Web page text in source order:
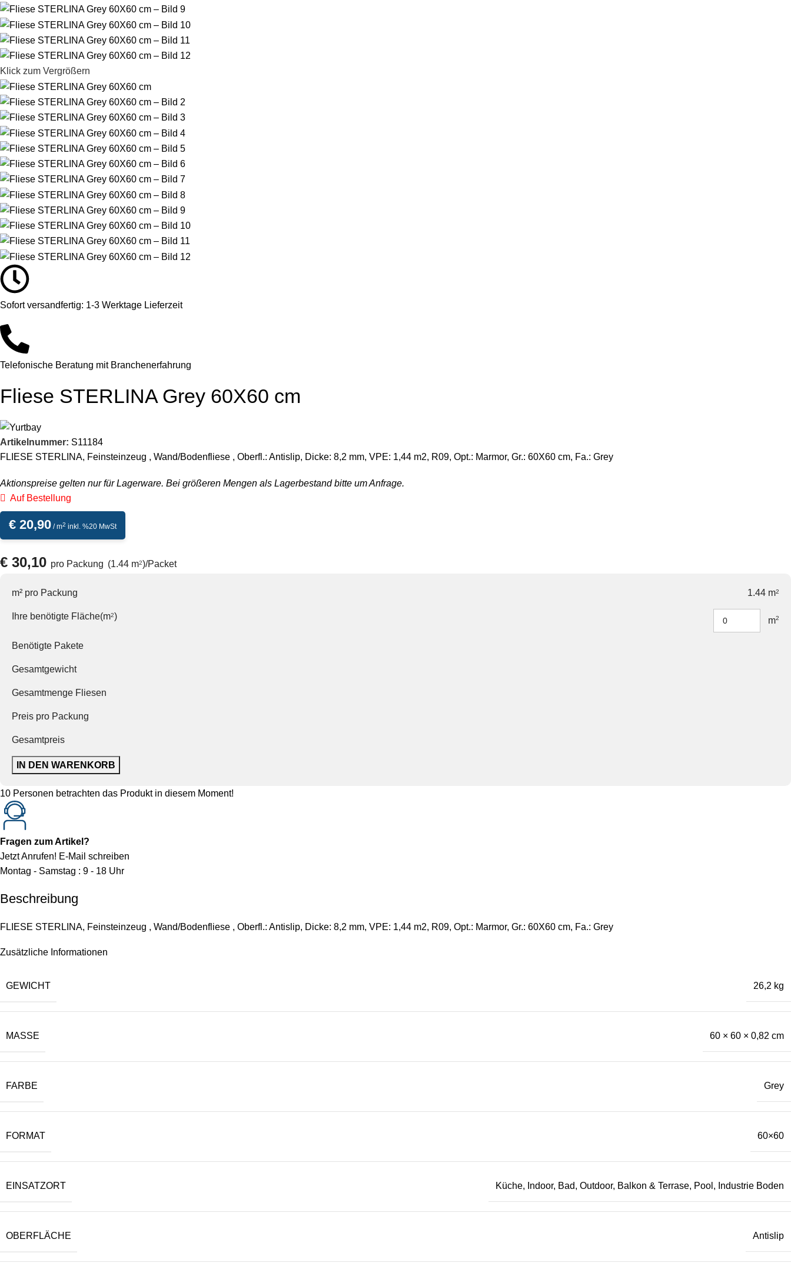
Klick zum Vergrößern
Sofort versandfertig: 1-3 Werktage Lieferzeit
Telefonische Beratung mit Branchenerfahrung
Fliese STERLINA Grey 60X60 cm
Artikelnummer: S11184
FLIESE STERLINA, Feinsteinzeug , Wand/Bodenfliese , Oberfl.: Antislip, Dicke: 8,2 mm, VPE: 1,44 m2, R09, Opt.: Marmor, Gr.: 60X60 cm, Fa.: Grey
Aktionspreise gelten nur für Lagerware. Bei größeren Mengen als Lagerbestand bitte umAnfrage.
Auf Bestellung
€ 20,90 / m2 inkl. %20 MwSt
€ 30,10 pro Packung (1.44 m2)/Packet
m² pro Packung 1.44 m2
Ihre benötigte Fläche(m2) m2
Benötigte Pakete
Gesamtgewicht
Gesamtmenge Fliesen
Preis pro Packung
Gesamtpreis
IN DEN WARENKORB
10 Personen betrachten das Produkt in diesem Moment!
Fragen zum Artikel?
Jetzt Anrufen! E-Mail schreiben
Montag - Samstag : 9 - 18 Uhr
Beschreibung
FLIESE STERLINA, Feinsteinzeug , Wand/Bodenfliese , Oberfl.: Antislip, Dicke: 8,2 mm, VPE: 1,44 m2, R09, Opt.: Marmor, Gr.: 60X60 cm, Fa.: Grey
Zusätzliche Informationen
GEWICHT 26,2 kg
MASSE 60 × 60 × 0,82 cm
FARBE Grey
FORMAT 60×60
EINSATZORT Küche, Indoor, Bad, Outdoor, Balkon & Terrase, Pool, Industrie Boden
OBERFLÄCHE Antislip